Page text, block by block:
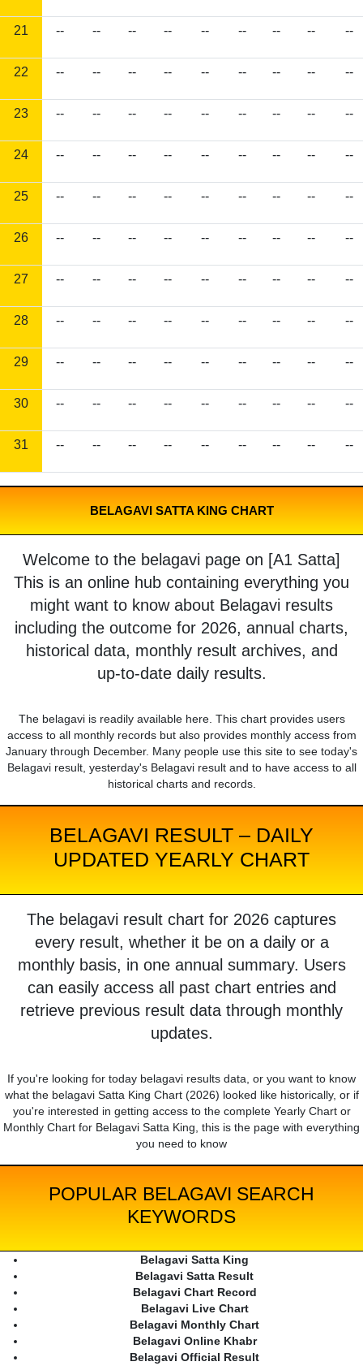
21 -- -- -- -- -- -- -- -- --
22 -- -- -- -- -- -- -- -- --
23 -- -- -- -- -- -- -- -- --
24 -- -- -- -- -- -- -- -- --
25 -- -- -- -- -- -- -- -- --
26 -- -- -- -- -- -- -- -- --
27 -- -- -- -- -- -- -- -- --
28 -- -- -- -- -- -- -- -- --
29 -- -- -- -- -- -- -- -- --
30 -- -- -- -- -- -- -- -- --
31 -- -- -- -- -- -- -- -- --
BELAGAVI SATTA KING CHART
Welcome to the belagavi page on [A1 Satta]
This is an online hub containing everything you
might want to know about Belagavi results
including the outcome for 2026, annual charts,
historical data, monthly result archives, and
up-to-date daily results.
The belagavi is readily available here. This chart provides users
access to all monthly records but also provides monthly access from
January through December. Many people use this site to see today's
Belagavi result, yesterday's Belagavi result and to have access to all
historical charts and records.
BELAGAVI RESULT – DAILY
UPDATED YEARLY CHART
The belagavi result chart for 2026 captures
every result, whether it be on a daily or a
monthly basis, in one annual summary. Users
can easily access all past chart entries and
retrieve previous result data through monthly
updates.
If you're looking for today belagavi results data, or you want to know
what the belagavi Satta King Chart (2026) looked like historically, or if
you're interested in getting access to the complete Yearly Chart or
Monthly Chart for Belagavi Satta King, this is the page with everything
you need to know
POPULAR BELAGAVI SEARCH
KEYWORDS
Belagavi Satta King
Belagavi Satta Result
Belagavi Chart Record
Belagavi Live Chart
Belagavi Monthly Chart
Belagavi Online Khabr
Belagavi Official Result